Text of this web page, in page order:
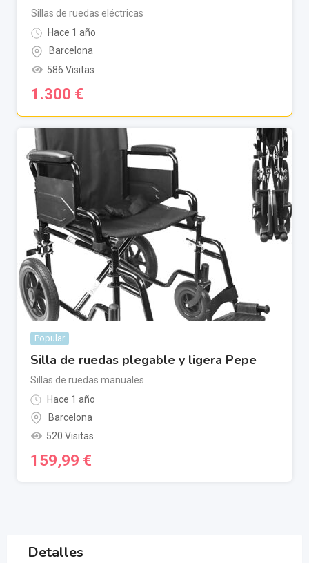
Sillas de ruedas eléctricas
Hace 1 año
Barcelona
586 Visitas
1.300 €
Popular
Silla de ruedas plegable y ligera Pepe
Sillas de ruedas manuales
Hace 1 año
Barcelona
520 Visitas
159,99 €
Detalles